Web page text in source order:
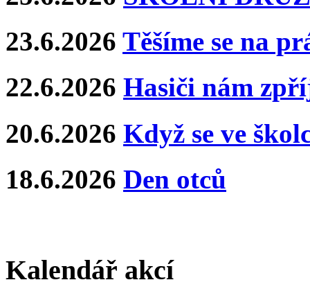
23.6.2026 Těšíme se na
22.6.2026 Hasiči nám
20.6.2026 Když se ve
18.6.2026 Den otců
Kalendář akcí